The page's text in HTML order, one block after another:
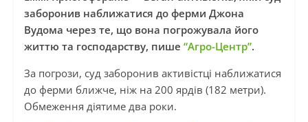
заборонив наближатися до ферми Джона
Вудома через те, що вона погрожувала його
життю та господарству, пише “Агро-Центр”.
За погрози, суд заборонив активістці наближатися
до ферми ближче, ніж на 200 ярдів (182 метри).
Обмеження діятиме два роки.